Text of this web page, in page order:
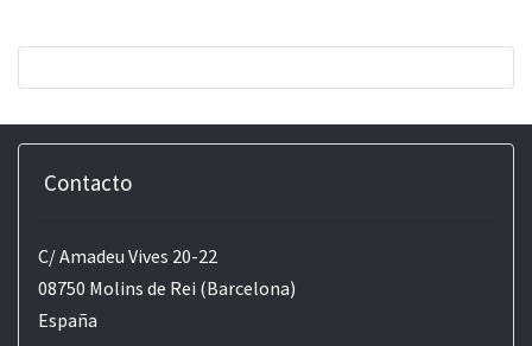
Contacto
C/ Amadeu Vives 20-22
08750 Molins de Rei (Barcelona)
España